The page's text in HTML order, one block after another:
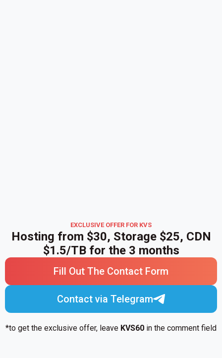
EXCLUSIVE OFFER FOR KVS
Hosting from $30, Storage $25, CDN
$1.5/TB for the 3 months
Fill Out The Contact Form
Contact via Telegram
*to get the exclusive offer, leave KVS60 in the comment field